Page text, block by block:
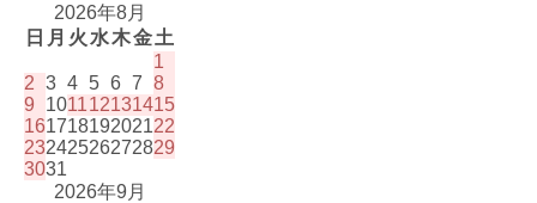
2026年8月
日 月 火 水木金土
1
2 3 4 5 6 7 8
9
101112131415
16171819202122
23242526272829
3031
2026年9月